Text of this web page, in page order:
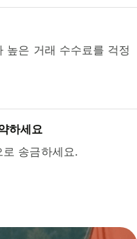
높은 거래 수수료를 걱정
하세요
송금하세요.